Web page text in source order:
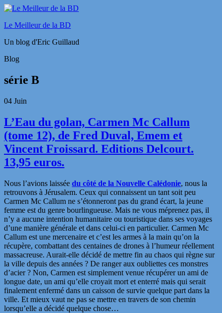
Le Meilleur de la BD
Un blog d'Eric Guillaud
Blog
série B
04 Juin
L’Eau du golan, Carmen Mc Callum
(tome 12), de Fred Duval, Emem et
Vincent Froissard. Editions Delcourt.
13,95 euros.
Nous l’avions laissée du côté de la Nouvelle Calédonie, nous la
retrouvons à Jérusalem. Ceux qui connaissent un tant soit peu
Carmen Mc Callum ne s’étonneront pas du grand écart, la jeune
femme est du genre bourlingueuse. Mais ne vous méprenez pas, il
n’y a aucune intention humanitaire ou touristique dans ses voyages
d’une manière générale et dans celui-ci en particulier. Carmen Mc
Callum est une mercenaire et c’est les armes à la main qu’on la
récupère, combattant des centaines de drones à l’humeur réellement
massacreuse. Aurait-elle décidé de mettre fin au chaos qui règne sur
la ville depuis des années ? De ranger aux oubliettes ces monstres
d’acier ? Non, Carmen est simplement venue récupérer un ami de
longue date, un ami qu’elle croyait mort et enterré mais qui serait
finalement enfermé dans un caisson de survie quelque part dans la
ville. Et mieux vaut ne pas se mettre en travers de son chemin
lorsqu’elle a décidé quelque chose…